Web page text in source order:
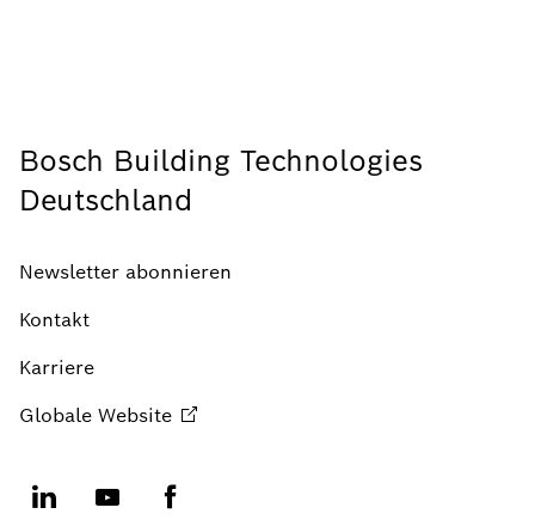
Bosch Building Technologies
Deutschland
Newsletter abonnieren
Kontakt
Karriere
Globale Website